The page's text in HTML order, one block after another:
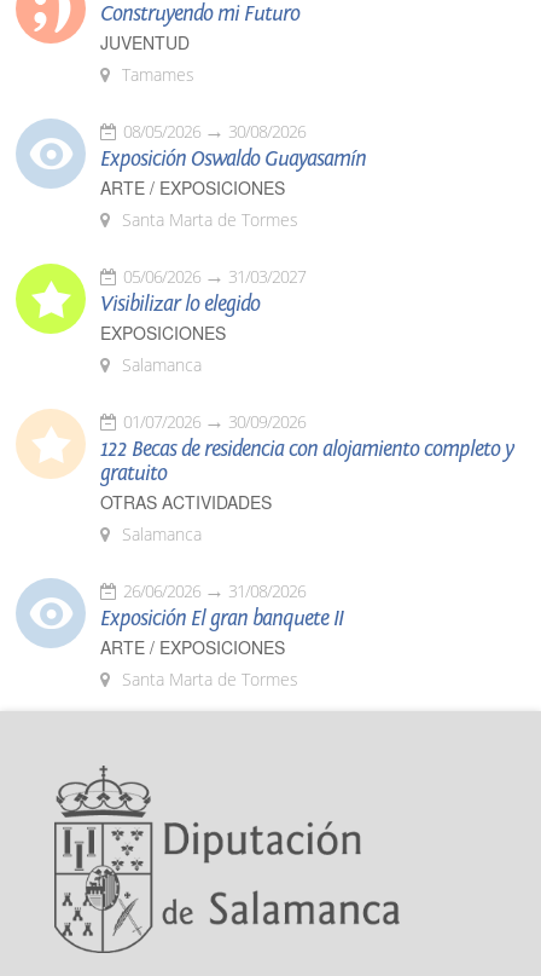
Construyendo mi Futuro
JUVENTUD
Tamames
08/05/2026 30/08/2026
Exposición Oswaldo Guayasamín
ARTE / EXPOSICIONES
Santa Marta de Tormes
05/06/2026 31/03/2027
Visibilizar lo elegido
EXPOSICIONES
Salamanca
01/07/2026 30/09/2026
122 Becas de residencia con alojamiento completo y
gratuito
OTRAS ACTIVIDADES
Salamanca
26/06/2026 31/08/2026
Exposición El gran banquete II
ARTE / EXPOSICIONES
Santa Marta de Tormes